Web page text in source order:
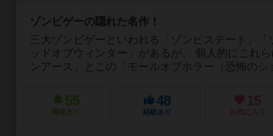
ゾンビゲーの隠れた名作！
三大ゾンビゲーといわれる「ゾンビステート」「
ッドオブウィンター」があるが、 個人的にこれら
ンアース」とこの「モールオブホラー（恐怖のシ
55
興味あり
48
経験あり
15
お気に入り